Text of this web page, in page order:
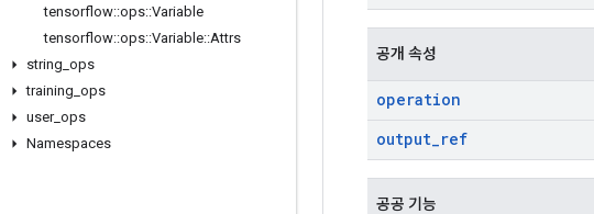
tensorflow::ops::Variable
tensorflow::ops::Variable::Attrs
string ops
training ops
user_ ops
Namespaces
공개 속성
operation
output_ref
공공 기능